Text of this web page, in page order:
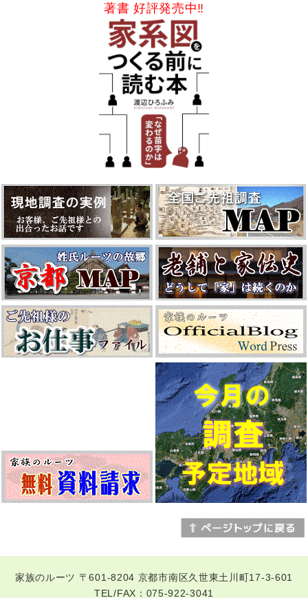
著書 好評発売中‼
家族のルーツ 〒601-8204 京都市南区久世東土川町17-3-601
TEL/FAX：075-922-3041